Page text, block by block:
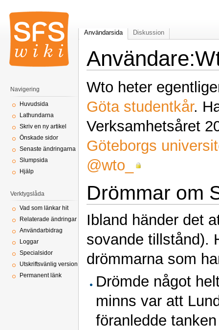
Wto heter
Göta studentkår.
Verksamhetsåret
Göteborgs
@wto_
Drömmar om
Ibland händer det
sovande tillstånd).
drömmarna som
Drömde något
minns var att
föranledde
Användarsida Diskussion
Navigering
Huvudsida
Lathundarna
Skriv en ny artikel
Önskade sidor
Senaste ändringarna
Slumpsida
Hjälp
Verktygslåda
Vad som länkar hit
Relaterade ändringar
Användarbidrag
Loggar
Specialsidor
Utskriftsvänlig version
Permanent länk